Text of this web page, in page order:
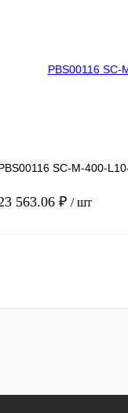
SC-M-400-
563.06 ₽ / шт
Купить в 1 клик